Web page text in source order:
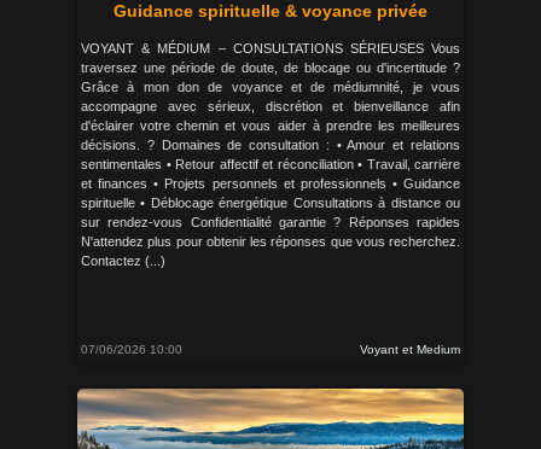
Guidance spirituelle & voyance privée
VOYANT & MÉDIUM – CONSULTATIONS SÉRIEUSES Vous
traversez une période de doute, de blocage ou d'incertitude ?
Grâce à mon don de voyance et de médiumnité, je vous
accompagne avec sérieux, discrétion et bienveillance afin
d'éclairer votre chemin et vous aider à prendre les meilleures
décisions. ? Domaines de consultation : • Amour et relations
sentimentales • Retour affectif et réconciliation • Travail, carrière
et finances • Projets personnels et professionnels • Guidance
spirituelle • Déblocage énergétique Consultations à distance ou
sur rendez-vous Confidentialité garantie ? Réponses rapides
N'attendez plus pour obtenir les réponses que vous recherchez.
Contactez (...)
07/06/2026 10:00 Voyant et Medium